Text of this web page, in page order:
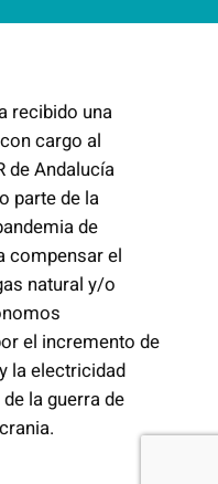
recibido una
cargo al
de Andalucía
parte de la
de
compensar el
natural y/o
el incremento de
la electricidad
la guerra de